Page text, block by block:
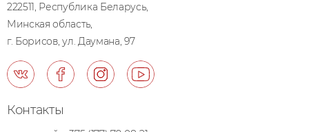
222511, Республика Беларусь,
Минская область,
г. Борисов, ул. Даумана, 97
Контакты